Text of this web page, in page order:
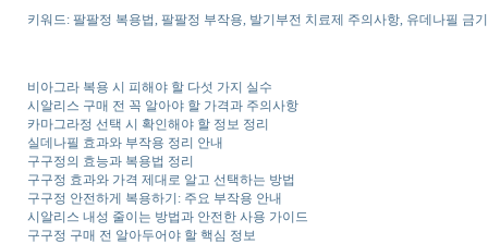
키워드: 팔팔정 복용법, 팔팔정 부작용, 발기부전 치료제 주의사항, 유데나필 금
비아그라 복용 시 피해야 할 다섯 가지 실수
시알리스 구매 전 꼭 알아야 할 가격과 주의사항
카마그라정 선택 시 확인해야 할 정보 정리
실데나필 효과와 부작용 정리 안내
구구정의 효능과 복용법 정리
구구정 효과와 가격 제대로 알고 선택하는 방법
구구정 안전하게 복용하기: 주요 부작용 안내
시알리스 내성 줄이는 방법과 안전한 사용 가이드
구구정 구매 전 알아두어야 할 핵심 정보